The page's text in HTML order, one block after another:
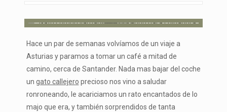
Hace un par de semanas volvíamos de un viaje a
Asturias y paramos a tomar un café a mitad de
camino, cerca de Santander. Nada mas bajar del coche
un gato callejero precioso nos vino a saludar
ronroneando, le acariciamos un rato encantados de lo
majo que era, y también sorprendidos de tanta